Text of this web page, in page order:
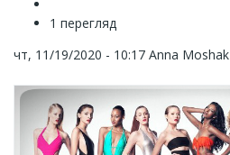
1 перегляд
чт, 11/19/2020 - 10:17 Anna Moshak